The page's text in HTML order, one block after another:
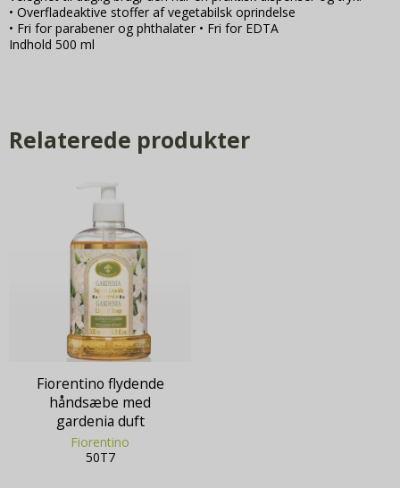
• Overfladeaktive stoffer af vegetabilsk oprindelse
• Fri for parabener og phthalater • Fri for EDTA
Indhold 500 ml
Relaterede produkter
Fiorentino flydende
håndsæbe med
gardenia duft
Fiorentino
50T7